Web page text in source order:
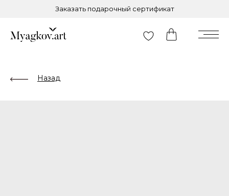
Заказать подарочный сертификат
Назад